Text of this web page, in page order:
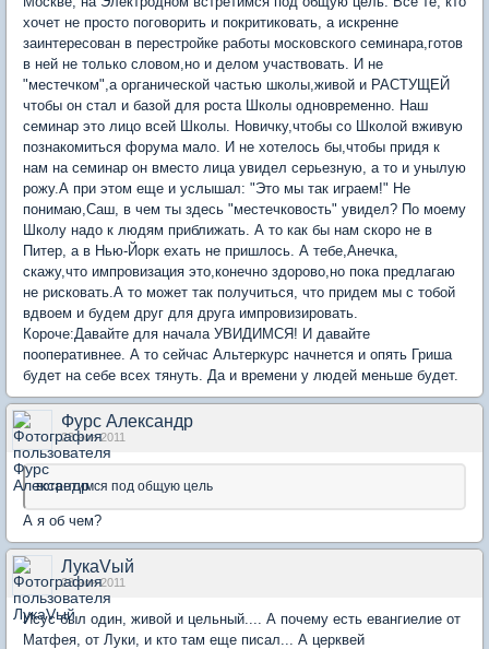
хочет не просто поговорить и покритиковать, а искренне
заинтересован в перестройке работы московского семинара,готов
в ней не только словом,но и делом участвовать. И не
"местечком",а органической частью школы,живой и РАСТУЩЕЙ
чтобы он стал и базой для роста Школы одновременно. Наш
семинар это лицо всей Школы. Новичку,чтобы со Школой вживую
познакомиться форума мало. И не хотелось бы,чтобы придя к
нам на семинар он вместо лица увидел серьезную, а то и унылую
рожу.А при этом еще и услышал: "Это мы так играем!" Не
понимаю,Саш, в чем ты здесь "местечковость" увидел? По моему
Школу надо к людям приближать. А то как бы нам скоро не в
Питер, а в Нью-Йорк ехать не пришлось. А тебе,Анечка,
скажу,что импровизация это,конечно здорово,но пока предлагаю
не рисковать.А то может так получиться, что придем мы с тобой
вдвоем и будем друг для друга импровизировать.
Короче:Давайте для начала УВИДИМСЯ! И давайте
пооперативнее. А то сейчас Альтеркурс начнется и опять Гриша
будет на себе всех тянуть. Да и времени у людей меньше будет.
Фурс Александр
23 ноя 2011
встретимся под общую цель
А я об чем?
ЛукаVый
23 ноя 2011
Исус был один, живой и цельный.... А почему есть евангиелие от
Матфея, от Луки, и кто там еще писал... А церквей